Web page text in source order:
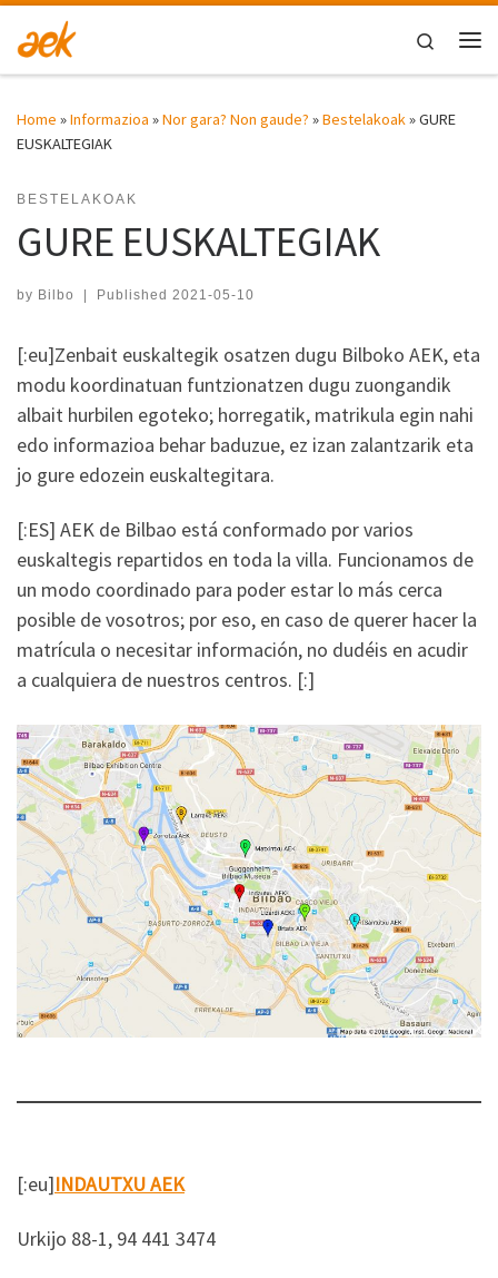
Skip to content
Search
Home »Informazioa »Nor gara? Non gaude? »Bestelakoak»GURE
EUSKALTEGIAK
BESTELAKOAK
GURE EUSKALTEGIAK
by Bilbo | Published 2021-05-10
[:eu]Zenbait euskaltegik osatzen dugu Bilboko AEK, eta
modu koordinatuan funtzionatzen dugu zuongandik
albait hurbilen egoteko; horregatik, matrikula egin nahi
edo informazioa behar baduzue, ez izan zalantzarik eta
jo gure edozein euskaltegitara.
[:ES] AEK de Bilbao está conformado por varios
euskaltegis repartidos en toda la villa. Funcionamos de
un modo coordinado para poder estar lo más cerca
posible de vosotros; por eso, en caso de querer hacer la
matrícula o necesitar información, no dudéis en acudir
a cualquiera de nuestros centros. [:]
[:eu]INDAUTXU AEK
Urkijo 88-1, 94 441 3474